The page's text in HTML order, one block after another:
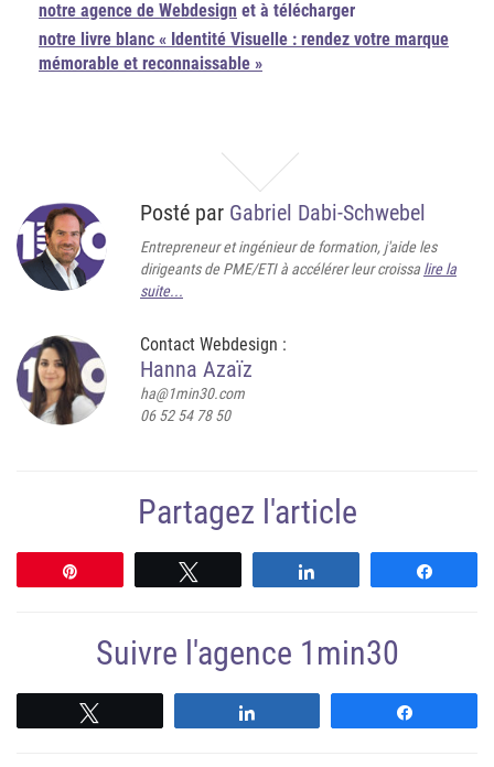
notre agence de Webdesign et à télécharger
notre livre blanc « Identité Visuelle : rendez votre marque
mémorable et reconnaissable »
Posté par Gabriel Dabi-Schwebel
Entrepreneur et ingénieur de formation, j'aide les
dirigeants de PME/ETI à accélérer leur croissa lire la
suite...
Contact Webdesign :
Hanna Azaïz
ha@1min30.com
06 52 54 78 50
Partagez l'article
Suivre l'agence 1min30